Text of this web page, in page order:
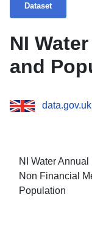
Dataset
NI
and
data.gov.uk
NI Water
Non Financial
Population